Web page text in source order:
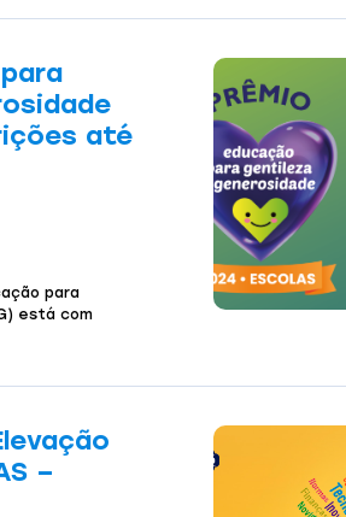
até
para
está com
–